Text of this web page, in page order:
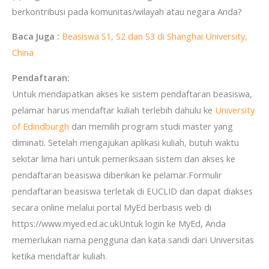
berkontribusi pada komunitas/wilayah atau negara Anda?
Baca Juga : Beasiswa S1, S2 dan S3 di Shanghai University,
China
Pendaftaran:
Untuk mendapatkan akses ke sistem pendaftaran beasiswa,
pelamar harus mendaftar kuliah terlebih dahulu ke University
of Edindburgh dan memilih program studi master yang
diminati. Setelah mengajukan aplikasi kuliah, butuh waktu
sekitar lima hari untuk pemeriksaan sistem dan akses ke
pendaftaran beasiswa diberikan ke pelamar.Formulir
pendaftaran beasiswa terletak di EUCLID dan dapat diakses
secara online melalui portal MyEd berbasis web di
https://www.myed.ed.ac.ukUntuk login ke MyEd, Anda
memerlukan nama pengguna dan kata sandi dari Universitas
ketika mendaftar kuliah.